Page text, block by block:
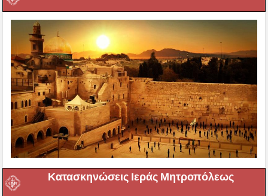
Κατασκηνώσεις Ιεράς Μητροπόλεως